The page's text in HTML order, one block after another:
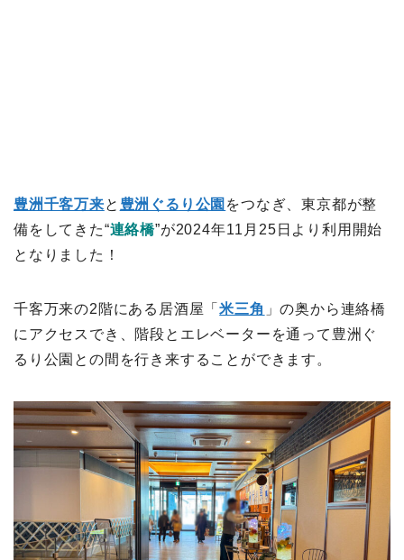
豊洲千客万来と 豊洲ぐるり公園 をつなぎ、東京都が整
備をしてきた“連絡橋”が2024年11月25日より利用開始
となりました！
千客万来の2階にある居酒屋「米三角 」の奥から連絡橋
にアクセスでき、階段とエレベーターを通って豊洲ぐ
るり公園との間を行き来することができます。